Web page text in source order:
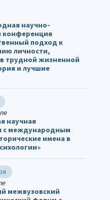
научно-
конференция
подход к
личности,
трудной жизненной
и лучшие
научная
с международным
имена в
межвузовский